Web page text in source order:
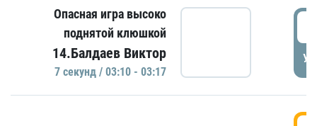
Опасная игра высоко
поднятой клюшкой
14.Балдаев Виктор
7 секунд / 03:10 - 03:17